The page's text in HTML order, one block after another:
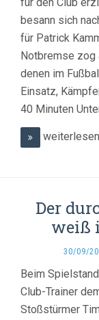
besann sich
für Patrick
Notbremse zog
denen im
Einsatz,
40 Minuten
weiterlesen
Der
weiß
30/09/
Beim
Club-Trainer
Stoßstürmer